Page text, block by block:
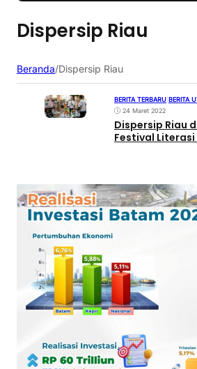
Dispersip Riau
Beranda/Dispersip Riau
BERITA TERBARU BERITA
24 Maret 2022
Dispersip Riau
Festival Literasi